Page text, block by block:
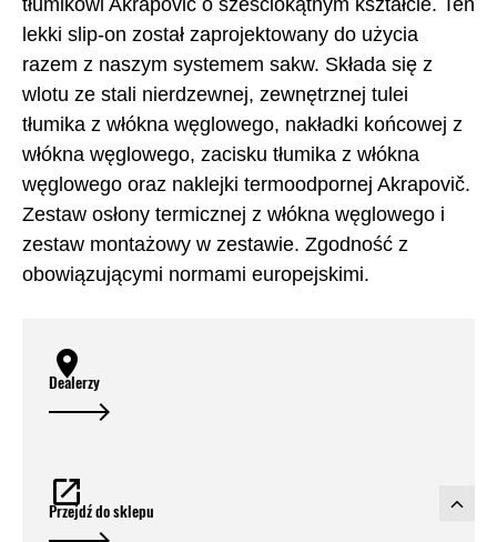
lekki slip-on został zaprojektowany do użycia
razem z naszym systemem sakw. Składa się z
wlotu ze stali nierdzewnej, zewnętrznej tulei
tłumika z włókna węglowego, nakładki końcowej z
włókna węglowego, zacisku tłumika z włókna
węglowego oraz naklejki termoodpornej Akrapovič.
Zestaw osłony termicznej z włókna węglowego i
zestaw montażowy w zestawie. Zgodność z
obowiązującymi normami europejskimi.
Dealerzy
Przejdź do sklepu